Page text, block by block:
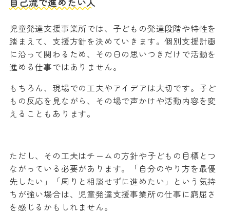
児童発達支援事業所では、子どもの発達段階や特性を
踏まえて、支援方針を決めていきます。個別支援計画
に沿って関わるため、その日の思いつきだけで活動を
進める仕事ではありません。
もちろん、現場での工夫やアイデアは大切です。子ど
もの反応を見ながら、その場で声かけや活動内容を変
えることもあります。
ただし、その工夫はチームの方針や子どもの目標とつ
ながっている必要があります。「自分のやり方を最優
先したい」「周りと相談せずに進めたい」という気持
ちが強い場合は、児童発達支援事業所の仕事に窮屈さ
を感じるかもしれません。